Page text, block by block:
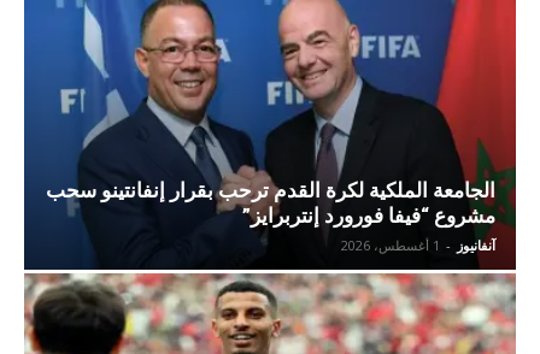
الجامعة الملكية لكرة القدم ترحب بقرار إنفانتينو سحب
مشروع “فيفا فورورد إنتربرايز”
آنفانيوز - 1 أغسطس، 2026